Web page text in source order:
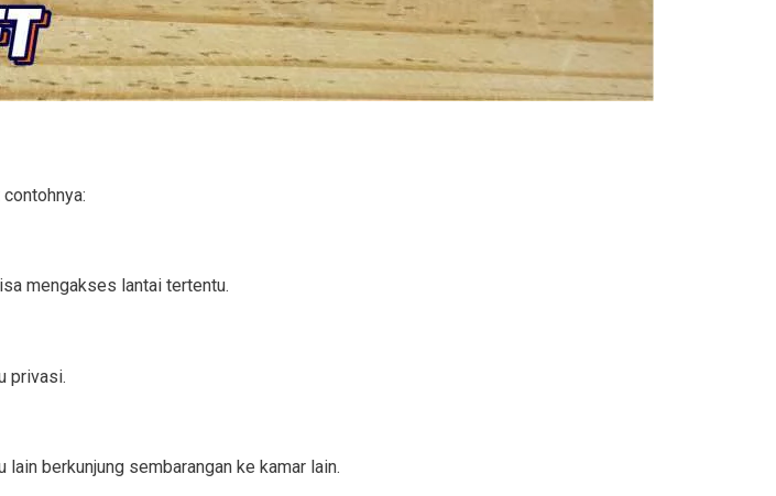
mengakses lantai tertentu.
privasi.
berkunjung sembarangan ke kamar lain.